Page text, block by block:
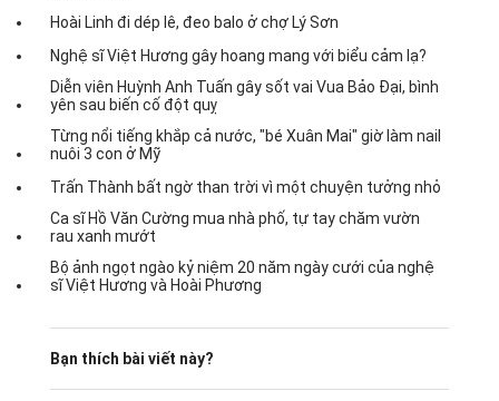
Hoài Linh đi dép lê, đeo balo ở chợ Lý Sơn
Nghệ sĩ Việt Hương gây hoang mang với biểu cảm lạ?
Diễn viên Huỳnh Anh Tuấn gây sốt vai Vua Bảo Đại, bình
yên sau biến cố đột quỵ
Từng nổi tiếng khắp cả nước, "bé Xuân Mai" giờ làm nail
nuôi 3 con ở Mỹ
Trấn Thành bất ngờ than trời vì một chuyện tưởng nhỏ
Ca sĩ Hồ Văn Cường mua nhà phố, tự tay chăm vườn
rau xanh mướt
Bộ ảnh ngọt ngào kỷ niệm 20 năm ngày cưới của nghệ
sĩ Việt Hương và Hoài Phương
Bạn thích bài viết này?